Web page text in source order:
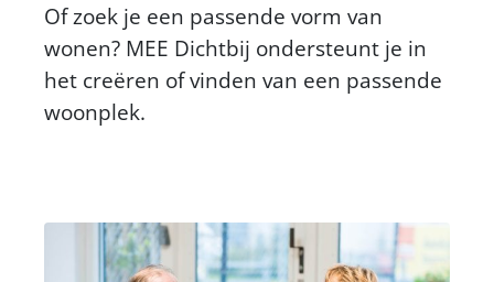
Of zoek je een passende vorm van
wonen? MEE Dichtbij ondersteunt je in
het creëren of vinden van een passende
woonplek.